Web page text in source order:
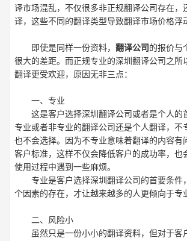
译市场混乱，不仅很多非正规翻译公司存在，
译，这些不同的翻译类型导致翻译市场价格浮
即使是同样一份资料， 翻译公司 的报价与
很大的差距。而正规专业的深圳翻译公司之所
翻译更受欢迎，原因无非三点：
一、专业
这是客户选择深圳翻译公司或者是个人的
专业或者非专业的翻译公司还是个人翻译，不
也不会选择。因为不专业意味着翻译的内容有
客户标准，这样不仅会降低客户的成功率，也
使用过程中遇到一些麻烦。
专业是客户选择深圳翻译公司的首要条件
个因素的存在，才让越来越多的人更倾向于专
二、风险小
虽然只是一份小小的翻译资料，但对于客